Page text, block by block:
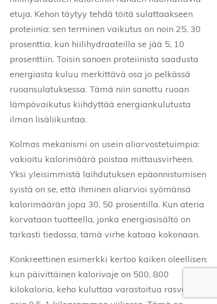
etuja. Kehon täytyy tehdä töitä sulattaakseen
proteiinia: sen terminen vaikutus on noin 25, 30
prosenttia, kun hiilihydraateilla se jää 5, 10
prosenttiin. Toisin sanoen proteiinista saadusta
energiasta kuluu merkittävä osa jo pelkässä
ruoansulatuksessa. Tämä niin sanottu ruoan
lämpövaikutus kiihdyttää energiankulutusta
ilman lisäliikuntaa.
Kolmas mekanismi on usein aliarvostetuimpia:
vakioitu kalorimäärä poistaa mittausvirheen.
Yksi yleisimmistä laihdutuksen epäonnistumisen
syistä on se, että ihminen aliarvioi syömänsä
kalorimäärän jopa 30, 50 prosentilla. Kun ateria
korvataan tuotteella, jonka energiasisältö on
tarkasti tiedossa, tämä virhe katoaa kokonaan.
Konkreettinen esimerkki kertoo kaiken oleellisen:
kun päivittäinen kalorivaje on 500, 800
kilokaloria, keho kuluttaa varastoitua rasvaa